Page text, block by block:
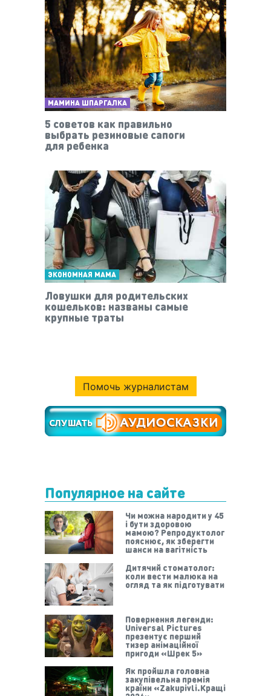
МАМИНА ШПАРГАЛКА
5 советов как правильно
выбрать резиновые сапоги
для ребенка
ЭКОНОМНАЯ МАМА
Ловушки для родительских
кошельков: названы самые
крупные траты
Помочь журналистам
Популярное на сайте
Чи можна народити у 45
і бути здоровою
мамою? Репродуктолог
пояснює, як зберегти
шанси на вагітність
Дитячий стоматолог:
коли вести малюка на
огляд та як підготувати
Повернення легенди:
Universal Pictures
презентує перший
тизер анімаційної
пригоди «Шрек 5»
Як пройшла головна
закупівельна премія
країни «Zakupivli.Кращі